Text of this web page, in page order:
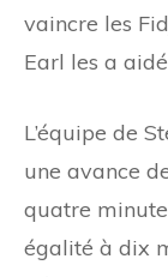
vaincre les
Earl les a
L’équipe de
une avance
quatre
égalité à dix